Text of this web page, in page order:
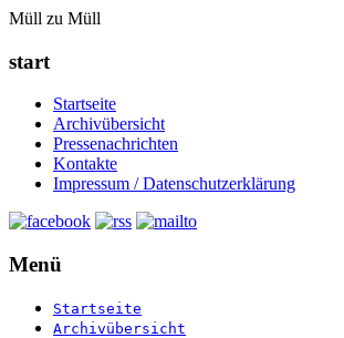
Müll zu Müll
start
Startseite
Archivübersicht
Pressenachrichten
Kontakte
Impressum / Datenschutzerklärung
Menü
Startseite
Archivübersicht